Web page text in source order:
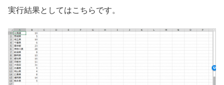
実行結果としてはこちらです。